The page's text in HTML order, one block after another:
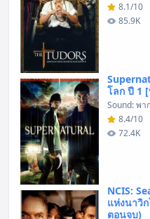
8.1/10
85.9K
โลก ปี 1
Sound: พา
8.4/10
72.4K
NCIS:
แห่งนาวิ
ตอนจบ)